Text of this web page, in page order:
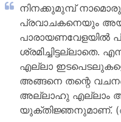
നിനക്കുമുമ്പ്
പ്രവാചകനെയും
പാരായണവേളയില്‍
ശ്രമിച്ചിട്ടല്ലാതെ.
എല്ലാ
അങ്ങനെ തന്റെ
അല്ലാഹു എല്ലാം
യുക്തിജ്ഞനുമാണ്. (